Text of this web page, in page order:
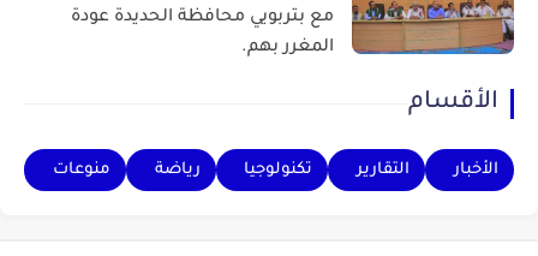
مع بتربويي محافظة الحديدة عودة
المغرر بهم.
الأقسام
الأخبار التقارير تكنولوجيا رياضة منوعات